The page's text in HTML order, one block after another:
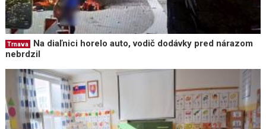
Trnava
Na diaľnici horelo auto, vodič dodávky pred nárazom
nebrdzil